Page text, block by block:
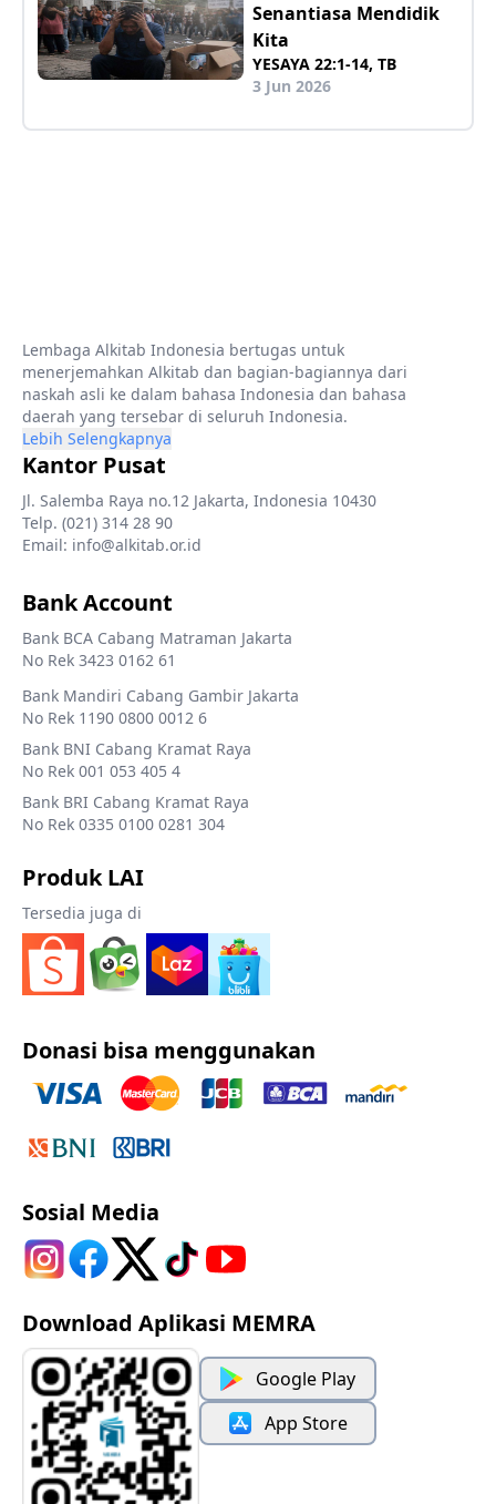
Senantiasa Mendidik
Kita
YESAYA 22:1-14, TB
3 Jun 2026
Lembaga Alkitab Indonesia bertugas untuk
menerjemahkan Alkitab dan bagian-bagiannya dari
naskah asli ke dalam bahasa Indonesia dan bahasa
daerah yang tersebar di seluruh Indonesia.
Lebih Selengkapnya
Kantor Pusat
Jl. Salemba Raya no.12 Jakarta, Indonesia 10430
Telp. (021) 314 28 90
Email: info@alkitab.or.id
Bank Account
Bank BCA Cabang Matraman Jakarta
No Rek 3423 0162 61
Bank Mandiri Cabang Gambir Jakarta
No Rek 1190 0800 0012 6
Bank BNI Cabang Kramat Raya
No Rek 001 053 405 4
Bank BRI Cabang Kramat Raya
No Rek 0335 0100 0281 304
Produk LAI
Tersedia juga di
Donasi bisa menggunakan
Sosial Media
Download Aplikasi MEMRA
Google Play
App Store